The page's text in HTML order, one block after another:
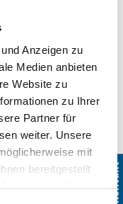
Anzeigen zu
Medien anbieten
Website zu
zu Ihrer
Partner für
weiter. Unsere
mit
bereitgestellt
für Ihregerade
Kontakt
Kontakt